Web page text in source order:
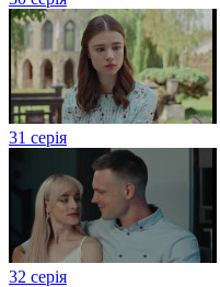
31 серія
32 серія